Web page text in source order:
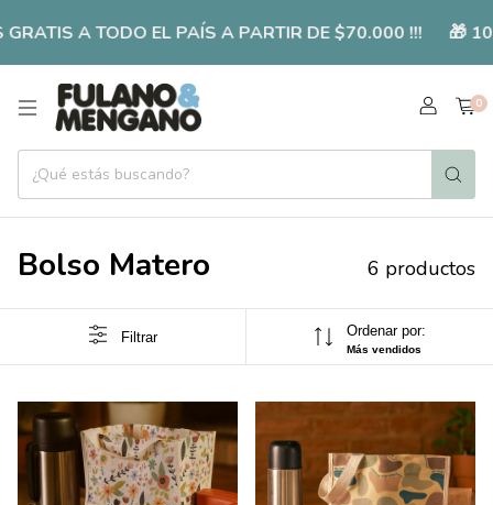
A TODO EL PAÍS A PARTIR DE $70.000 !!! 🎁
0
Bolso Matero 6 productos
Filtrar Ordenar por:
Más vendidos